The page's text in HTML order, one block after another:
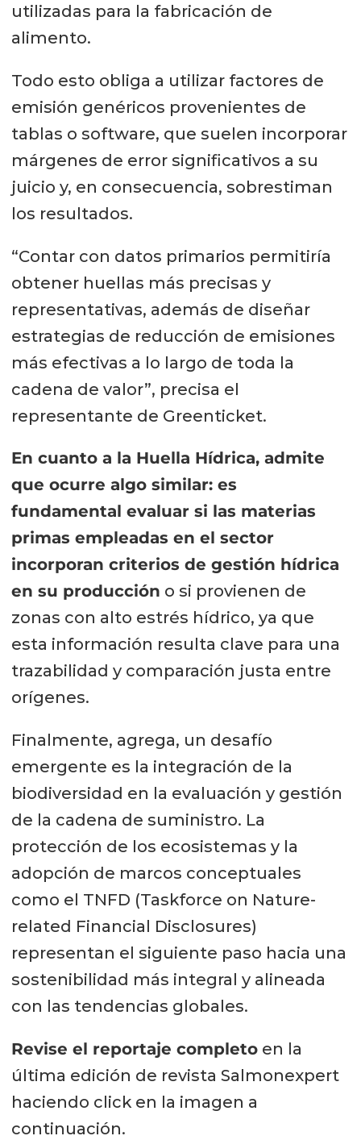
utilizadas para la fabricación de
alimento.
Todo esto obliga a utilizar factores de
emisión genéricos provenientes de
tablas o software, que suelen incorporar
márgenes de error significativos a su
juicio y, en consecuencia, sobrestiman
los resultados.
“Contar con datos primarios permitiría
obtener huellas más precisas y
representativas, además de diseñar
estrategias de reducción de emisiones
más efectivas a lo largo de toda la
cadena de valor”, precisa el
representante de Greenticket.
En cuanto a la Huella Hídrica, admite
que ocurre algo similar: es
fundamental evaluar si las materias
primas empleadas en el sector
incorporan criterios de gestión hídrica
en su producción o si provienen de
zonas con alto estrés hídrico, ya que
esta información resulta clave para una
trazabilidad y comparación justa entre
orígenes.
Finalmente, agrega, un desafío
emergente es la integración de la
biodiversidad en la evaluación y gestión
de la cadena de suministro. La
protección de los ecosistemas y la
adopción de marcos conceptuales
como el TNFD (Taskforce on Nature-
related Financial Disclosures)
representan el siguiente paso hacia una
sostenibilidad más integral y alineada
con las tendencias globales.
Revise el reportaje completoen la
última edición de revista Salmonexpert
haciendo click en la imagen a
continuación.